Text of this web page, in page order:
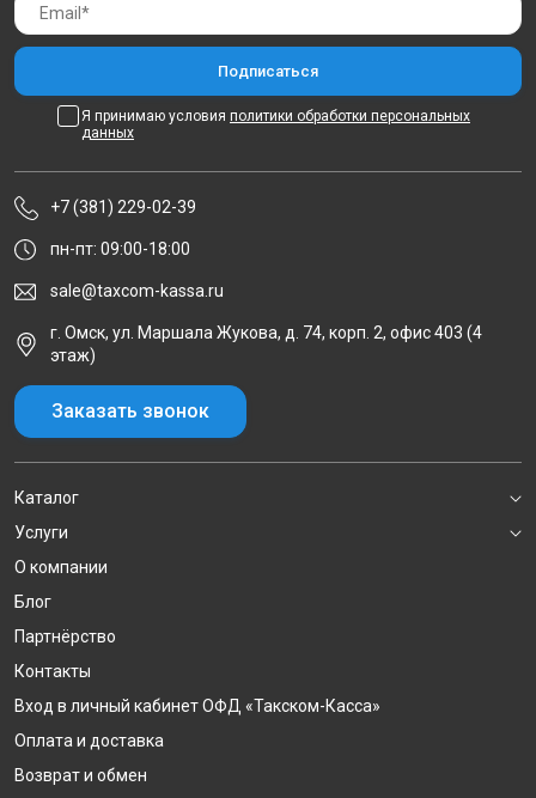
Я принимаю условия политики обработки персональных
данных
+7 (381) 229-02-39
пн-пт: 09:00-18:00
sale@taxcom-kassa.ru
г. Омск, ул. Маршала Жукова, д. 74, корп. 2, офис 403 (4
этаж)
Заказать звонок
Каталог
Услуги
О компании
Блог
Партнёрство
Контакты
Вход в личный кабинет ОФД «Такском-Касса»
Оплата и доставка
Возврат и обмен